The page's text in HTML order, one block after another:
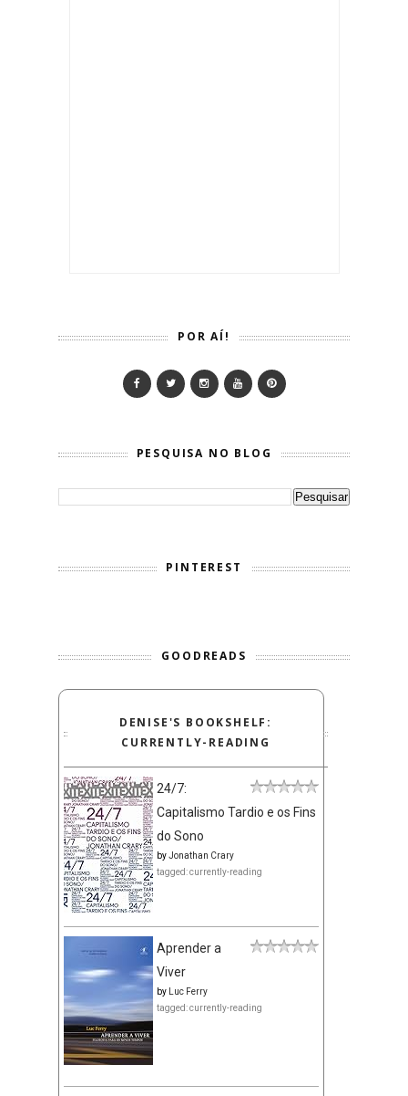
POR AÍ!
PESQUISA NO BLOG
PINTEREST
GOODREADS
DENISE'S BOOKSHELF:
CURRENTLY-READING
24/7:
Capitalismo Tardio e os Fins
do Sono
byJonathan Crary
tagged: currently-reading
Aprender a
Viver
by
Luc Ferry
tagged: currently-reading